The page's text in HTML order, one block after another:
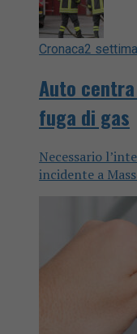
Cronaca2
Auto
fuga di gas
Necessario
incidente a